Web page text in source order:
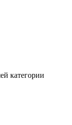
категории